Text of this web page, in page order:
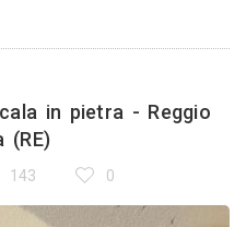
in pietra - Reggio
(RE)
143 0